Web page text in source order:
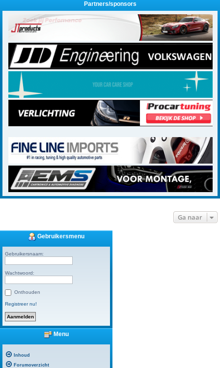
Partners/sponsors
Ga naar
Gebruikersmenu
Gebruikersnaam:
Wachtwoord:
Onthouden
Registreer nu!
Menu
Inhoud
Forumoverzicht